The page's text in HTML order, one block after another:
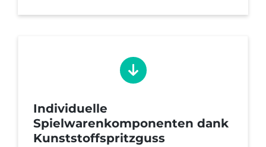
Individuelle
Spielwarenkomponenten dank
Kunststoffspritzguss